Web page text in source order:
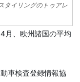
イリングのトゥアレ
月、欧州諸国の平均
車検査登録情報協